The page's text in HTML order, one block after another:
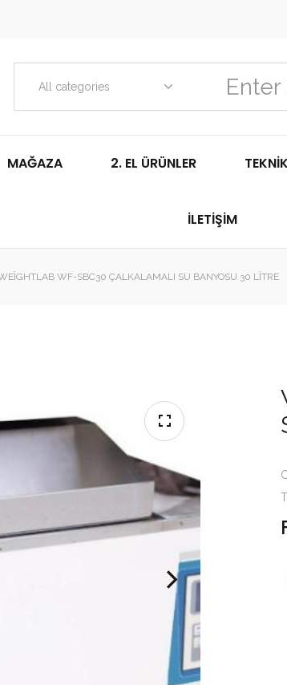
All categories
MAĞAZA 2. EL ÜRÜNLER
İLETIŞIM
WF-SBC30 ÇALKALAMALI SU BANYOSU 30 LITRE